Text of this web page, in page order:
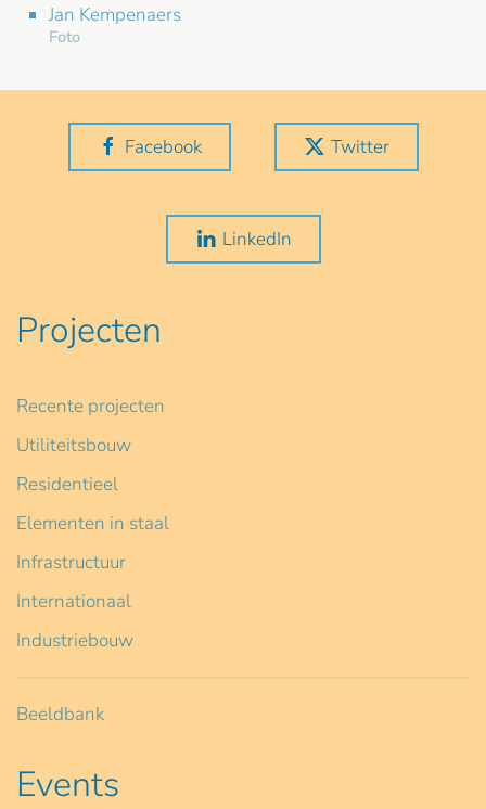
Jan Kempenaers
Foto
Facebook Twitter
LinkedIn
Projecten
Recente projecten
Utiliteitsbouw
Residentieel
Elementen in staal
Infrastructuur
Internationaal
Industriebouw
Beeldbank
Events